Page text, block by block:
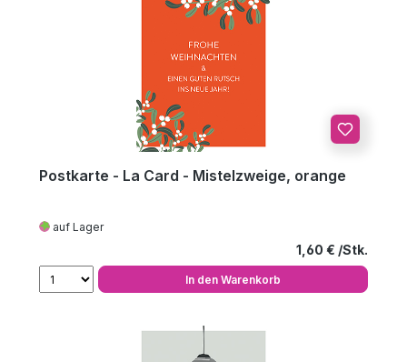
Postkarte - La Card - Mistelzweige, orange
auf Lager
Regulärer
1,60 €
In den Warenkorb